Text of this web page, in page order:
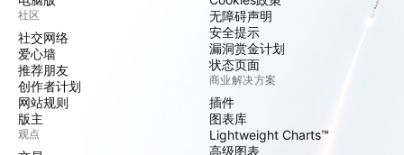
社区
社交网络
爱心墙
推荐朋友
创作者计划
网站规则
版主
观点
无障碍声明
安全提示
漏洞赏金计划
状态页面
商业解决方案
插件
图表库
Lightweight Charts™
高级图表